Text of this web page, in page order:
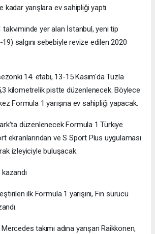
kadar yarışlara ev sahipliği yaptı.
takviminde yer alan İstanbul, yeni tip
salgını sebebiyle revize edilen 2020
14. etabı, 13-15 Kasım'da Tuzla
kilometrelik pistte düzenlenecek. Böylece
Formula 1 yarışına ev sahipliği yapacak.
düzenlenecek Formula 1 Türkiye
ekranlarından ve S Sport Plus uygulaması
izleyiciyle buluşacak.
kazandı
ilk Formula 1 yarışını, Fin sürücü
takımı adına yarışan Raikkonen,